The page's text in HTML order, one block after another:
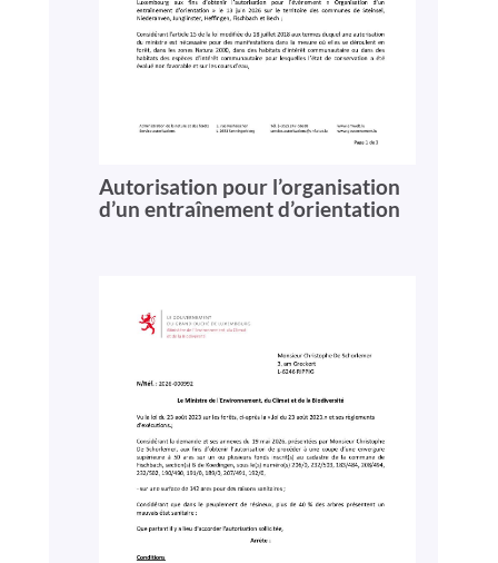
Autorisation pour l’organisation
d’un entraînement d’orientation